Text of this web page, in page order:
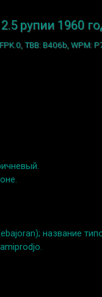
рупии 1960
TBB: B406b, WPM:
название